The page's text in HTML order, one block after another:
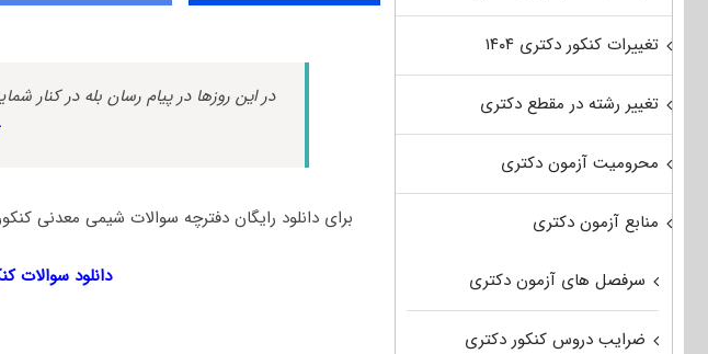
در این روزها در پیام رسان بله در کنار
برای دانلود رایگان دفترچه سوالات شیمی معدنی کنکور دکتری سراسری و آزاد 99
دانلود سوالات کنکور
تغییرات کنکور دکتری ۱۴۰۴
تغییر رشته در مقطع دکتری
محرومیت آزمون دکتری
منابع آزمون دکتری
سرفصل های آزمون دکتری
ضرایب دروس کنکور دکتری